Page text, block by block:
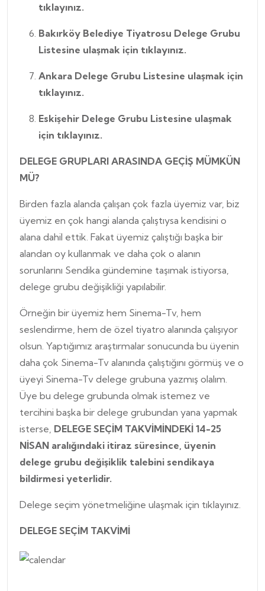
tıklayınız.
Bakırköy Belediye Tiyatrosu Delege Grubu
Listesine ulaşmak için tıklayınız.
Ankara Delege Grubu Listesine ulaşmak için
tıklayınız.
Eskişehir Delege Grubu Listesine ulaşmak
için tıklayınız.
DELEGE GRUPLARI ARASINDA GEÇİŞ MÜMKÜN
MÜ?
Birden fazla alanda çalışan çok fazla üyemiz var, biz
üyemiz en çok hangi alanda çalıştıysa kendisini o
alana dahil ettik. Fakat üyemiz çalıştığı başka bir
alandan oy kullanmak ve daha çok o alanın
sorunlarını Sendika gündemine taşımak istiyorsa,
delege grubu değişikliği yapılabilir.
Örneğin bir üyemiz hem Sinema-Tv, hem
seslendirme, hem de özel tiyatro alanında çalışıyor
olsun. Yaptığımız araştırmalar sonucunda bu üyenin
daha çok Sinema-Tv alanında çalıştığını görmüş ve o
üyeyi Sinema-Tv delege grubuna yazmış olalım.
Üye bu delege grubunda olmak istemez ve
tercihini başka bir delege grubundan yana yapmak
isterse, DELEGE SEÇİM TAKVİMİNDEKİ 14-25
NİSAN aralığındaki itiraz süresince, üyenin
delege grubu değişiklik talebini sendikaya
bildirmesi yeterlidir.
Delege seçim yönetmeliğine ulaşmak için tıklayınız.
DELEGE SEÇİM TAKVİMİ